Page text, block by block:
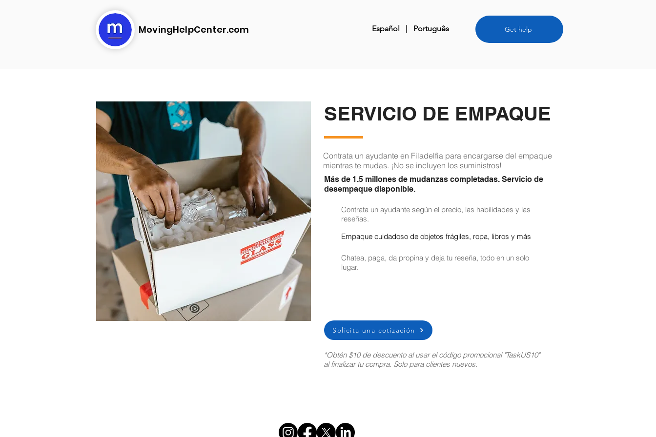
MovingHelpCenter.com Español | Português Get help
SERVICIO DE EMPAQUE
Contrata un ayudante en Filadelfia para encargarse del empaque
mientras te mudas. ¡No se incluyen los suministros!
Más de 1.5 millones de mudanzas completadas. Servicio de
desempaque disponible.
Contrata un ayudante según el precio, las habilidades y las
reseñas.
Empaque cuidadoso de objetos frágiles, ropa, libros y más
Chatea, paga, da propina y deja tu reseña, todo en un solo
lugar.
Solicita una cotización
*Obtén $10 de descuento al usar el código promocional "TaskUS10"
al finalizar tu compra. Solo para clientes nuevos.